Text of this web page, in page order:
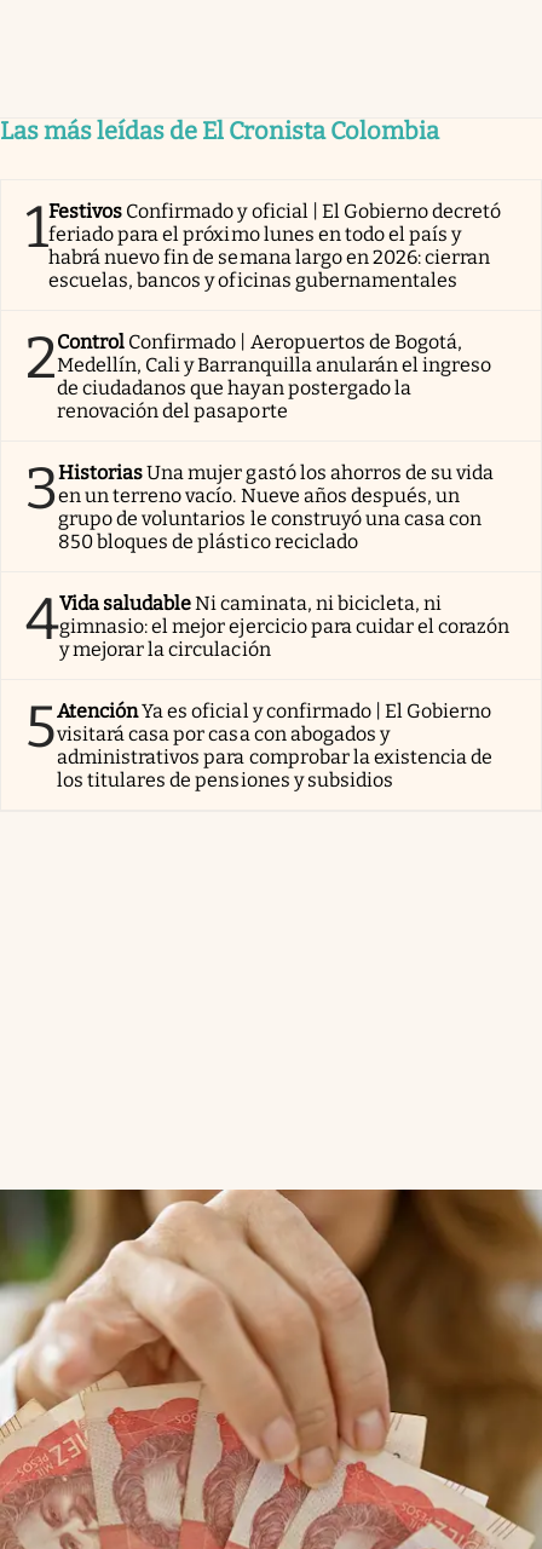
Las más leídas de El Cronista Colombia
1Festivos Confirmado y oficial | El Gobierno decretó
feriado para el próximo lunes en todo el país y
habrá nuevo fin de semana largo en 2026: cierran
escuelas, bancos y oficinas gubernamentales
2Control Confirmado | Aeropuertos de Bogotá,
Medellín, Cali y Barranquilla anularán el ingreso
de ciudadanos que hayan postergado la
renovación del pasaporte
3HistoriasUna mujer gastó los ahorros de su vida
en un terreno vacío. Nueve años después, un
grupo de voluntarios le construyó una casa con
850 bloques de plástico reciclado
4Vida saludableNi caminata, ni bicicleta, ni
gimnasio: el mejor ejercicio para cuidar el corazón
y mejorar la circulación
5AtenciónYa es oficial y confirmado | El Gobierno
visitará casa por casa con abogados y
administrativos para comprobar la existencia de
los titulares de pensiones y subsidios